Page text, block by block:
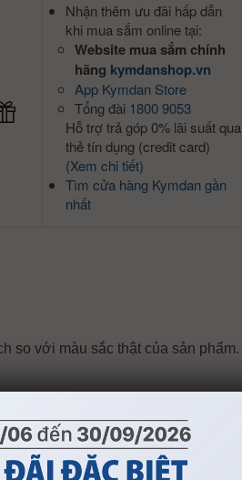
Nhận thêm ưu đãi hấp dẫn
khi mua sắm online tại:
Website mua sắm chính
hãng kymdanshop.vn
App Kymdan Store
Tổng đài 1800 9053
Hỗ trợ trả góp 0% lãi suất qua
thẻ tín dụng (credit card)
(Xem chi tiết)
Tìm cửa hàng Kymdan gần
nhất
so với màu sắc thật của sản phẩm.